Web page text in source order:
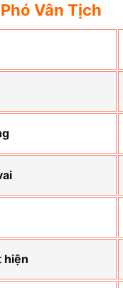
Vân Tịch
hiện